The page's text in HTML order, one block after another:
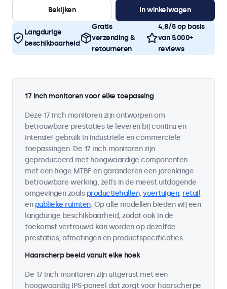
Bekijken
In winkelwagen
Langdurige
beschikbaarheid
Gratis
verzending &
retourneren
4,8/5 op basis
van 5.000+
reviews
17 inch monitoren voor elke toepassing
Deze 17 inch monitoren zijn ontworpen om
betrouwbare prestaties te leveren bij continu en
intensief gebruik in industriële en commerciële
toepassingen. De 17 inch monitoren zijn
geproduceerd met hoogwaardige componenten
met een hoge MTBF en garanderen een jarenlange
betrouwbare werking, zelfs in de meest uitdagende
omgevingen zoals productiehallen, voertuigen, retail
en publieke ruimten. Op alle modellen bieden wij een
langdurige beschikbaarheid, zodat ook in de
toekomst vertrouwd kan worden op dezelfde
prestaties, afmetingen en productspecificaties.
Haarscherp beeld vanuit elke hoek
De 17 inch monitoren zijn uitgerust met een
hoogwaardig IPS-paneel dat zorgt voor haarscherpe